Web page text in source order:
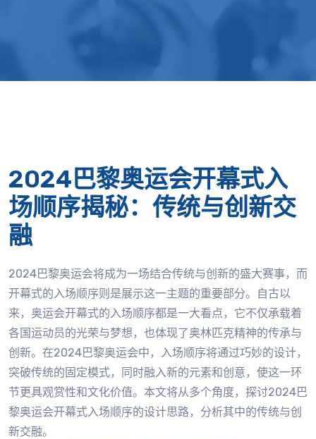
2024巴黎奥运会开幕式入
场顺序揭秘：传统与创新交
融
2024巴黎奥运会将成为一场结合传统与创新的盛大赛事，而
开幕式的入场顺序则是展示这一主题的重要部分。自古以
来，奥运会开幕式的入场顺序都是一大看点，它不仅承载着
各国运动员的光荣与梦想，也体现了奥林匹克精神的传承与
创新。在2024巴黎奥运会中，入场顺序将通过巧妙的设计，
突破传统的固定模式，同时融入新的元素和创意，使这一环
节更具观赏性和文化价值。本文将从多个角度，探讨2024巴
黎奥运会开幕式入场顺序的设计思路，分析其中的传统与创
新交融。